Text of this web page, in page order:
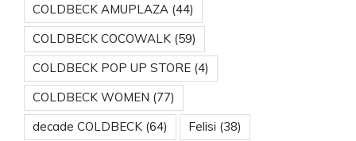
COLDBECK AMUPLAZA (44)
COLDBECK COCOWALK (59)
COLDBECK POP UP STORE (4)
COLDBECK WOMEN (77)
decade COLDBECK (64) Felisi (38)